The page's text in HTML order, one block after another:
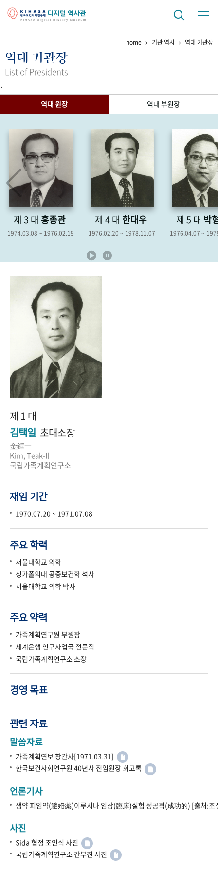
걸어온 길 기관 변천사
연구 역사
정책과 연구 키워드로 보는 연구 역사
연구자들
기록물 아카이브
사진 아카이브 문서 기록물 행정박물 영상 기록물
50+1주년 기념
성과 50선 숫자로 보는 50년 50 +1주년 광장
세계와 함께 한 KIHASA
home 기관 역사 역대 기관장
역대 기관장
List of Presidents
`
역대 원장
역대 부원장
홍종관
~ 1976.02.19
제 4 대 한대우
1976.02.20 ~ 1978.11.07
제 5 대 박형종
1976.04.07 ~ 1979.04.06
제 1 대
김택일 초대소장
金鐸一
Kim, Teak-Il
국립가족계획연구소
재임 기간
1970.07.20 ~ 1971.07.08
주요 학력
서울대학교 의학
싱가폴의대 공중보건학 석사
서울대학교 의학 박사
주요 약력
가족계획연구원 부원장
세계은행 인구사업국 전문직
국립가족계획연구소 소장
경영 목표
관련 자료
말씀자료
가족계획연보 창간사[1971.03.31]
한국보건사회연구원 40년사 전임원장 회고록
언론기사
생약 피임약(避姙薬)이루시나 임상(臨床)실험 성공적(成功的) [출처:
사진
Sida 협정 조인식 사진
국립가족계획연구소 간부진 사진